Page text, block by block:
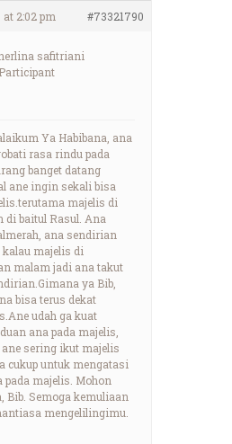
at 2:02 pm #73321790
safitriani
Participant
Ya Habibana, ana
rasa rindu pada
banget datang
ane ingin sekali bisa
majelis di
di baitul Rasul. Ana
ana sendirian
kalau majelis di
malam jadi ana takut
ya Bib,
bisa terus dekat
udah ga kuat
ana pada majelis,
sering ikut majelis
cukup untuk mengatasi
pada majelis. Mohon
Bib. Semoga kemuliaan
mengelilingimu.